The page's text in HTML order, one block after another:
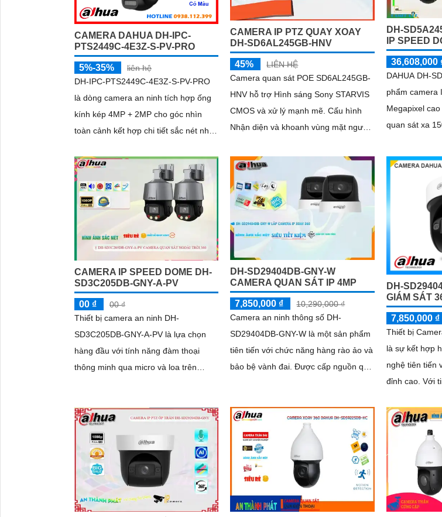
CAMERA DAHUA DH-IPC-
PTS2449C-4E3Z-S-PV-PRO
5%-35%
liên hệ
DH-IPC-PTS2449C-4E3Z-S-PV-PRO
là dòng camera an ninh tích hợp ống
kính kép 4MP + 2MP cho góc nhìn
toàn cảnh kết hợp chi tiết sắc nét nhờ
năng quay xoay 360 độ, hồng ngoại
ban đêm 30m, hình ảnh màu chuẩn
sắc nhờ WizColor và tính năng đàm
thoại hai chiều mang đến trải nghiệm
CAMERA IP PTZ QUAY XOAY
DH-SD6AL245GB-HNV
45%
LIÊN HỆ
Camera quan sát POE SD6AL245GB-
HNV hỗ trợ Hình sáng Sony STARVIS
CMOS và xử lý mạnh mẽ. Cấu hình
Nhận diện và khoanh vùng mặt người
DH-
IP SPEED
36,608,000
DAHUA DH-
phẩm camera
Megapixel
quan sát xa
nghệ Starlight
hình trong
CAMERA IP SPEED DOME DH-
SD3C205DB-GNY-A-PV
00 ₫
00 ₫
Thiết bị camera an ninh DH-
SD3C205DB-GNY-A-PV là lựa chọn
hàng đầu với tính năng đàm thoại
thông minh qua micro và loa trên
DH-SD29404DB-GNY-W
CAMERA QUAN SÁT IP 4MP
7,850,000 ₫
10,290,000 ₫
Camera an ninh thông số DH-
SD29404DB-GNY-W là một sản phẩm
tiên tiến với chức năng hàng rào ảo và
bảo bệ vành đai. Được cấp nguồn qua
minh
DH-
GIÁM SÁT
7,850,000 ₫
Thiết bị
là sự kết hợp
nghệ tiên tiến
đỉnh cao. Với tinh năng Tripwire hàng
nhập)...